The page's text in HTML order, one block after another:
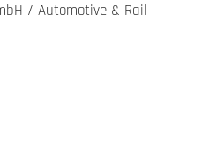
/ Automotive & Rail